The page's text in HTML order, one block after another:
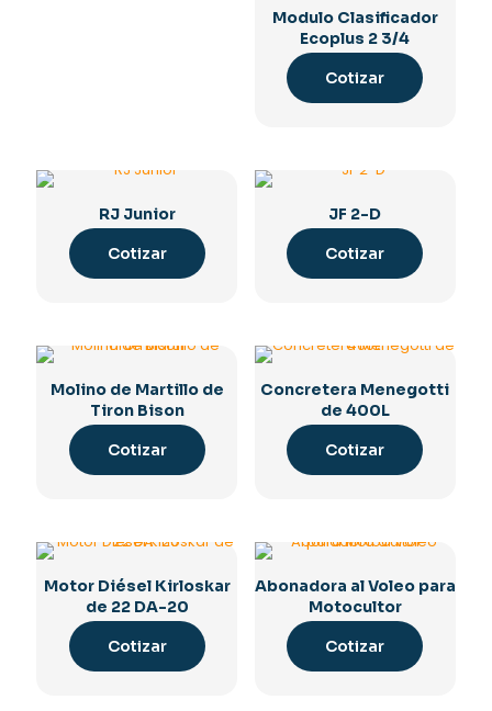
Modulo Clasificador
Ecoplus 2 3/4
Cotizar
RJ Junior
Cotizar
JF 2-D
Cotizar
Molino de Martillo de
Tiron Bison
Cotizar
Concretera Menegotti
de 400L
Cotizar
Motor Diésel Kirloskar
de 22 DA-20
Cotizar
Abonadora al Voleo para
Motocultor
Cotizar